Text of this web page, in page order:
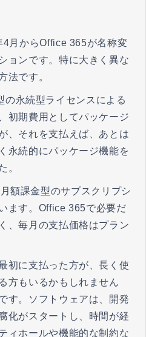
月からOffice 365が名称変
ョンです。特に大きく異な
法です。
永続型ライセンスによる
初期費用としてパッケージ
、それを支払えば、あとは
永続的にパッケージ機能を
。
額課金型のサブスクリプシ
ます。Office 365で必要だ
、毎月の支払価格はプラン
初に支払った方が、長く使
方もいるかもしれません
す。ソフトウェアは、開発
化がスタートし、時間が経
ィホールや機能的な制約な